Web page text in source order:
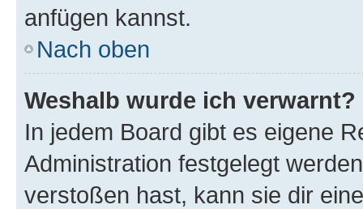
anfügen kannst.
Nach oben
Weshalb wurde ich verwarnt?
In jedem Board gibt es eigene
Administration festgelegt
verstoßen hast, kann sie dir